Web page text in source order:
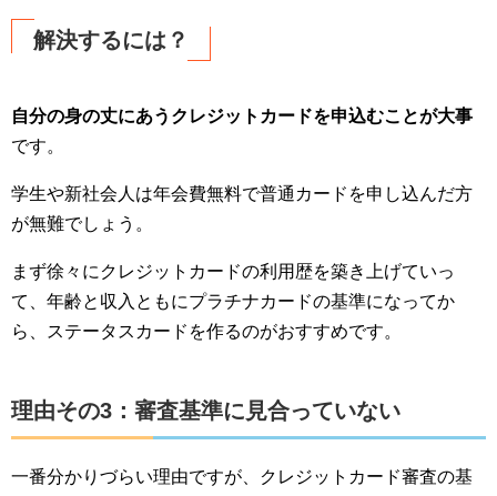
解決するには？
自分の身の丈にあうクレジットカードを申込むことが大事
です。
学生や新社会人は年会費無料で普通カードを申し込んだ方
が無難でしょう。
まず徐々にクレジットカードの利用歴を築き上げていっ
て、年齢と収入ともにプラチナカードの基準になってか
ら、ステータスカードを作るのがおすすめです。
理由その3：審査基準に見合っていない
一番分かりづらい理由ですが、クレジットカード審査の基